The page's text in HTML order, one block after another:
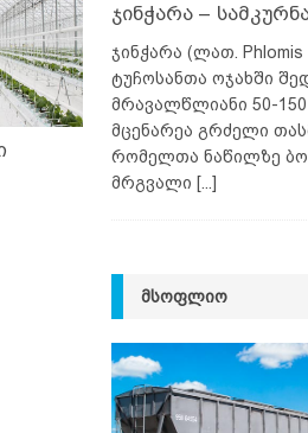
ჯინჭარა –
ჯინჭარა (ლათ. Phlomis
ტუჩოსანთა ოჯახში
მრავალწლიანი 50-
მცენარეა გრძელი
რომელთა ნაწილზე
მრგვალი [...]
ᲛᲡᲝᲤᲚᲘᲝ